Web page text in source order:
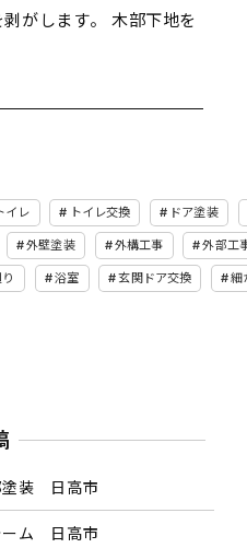
がします。 木部下地を
イレ トイレ交換 ドア塗装
外壁塗装 外構工事 外部工
浴室 玄関ドア交換 細
塗装 日高市
ーム 日高市